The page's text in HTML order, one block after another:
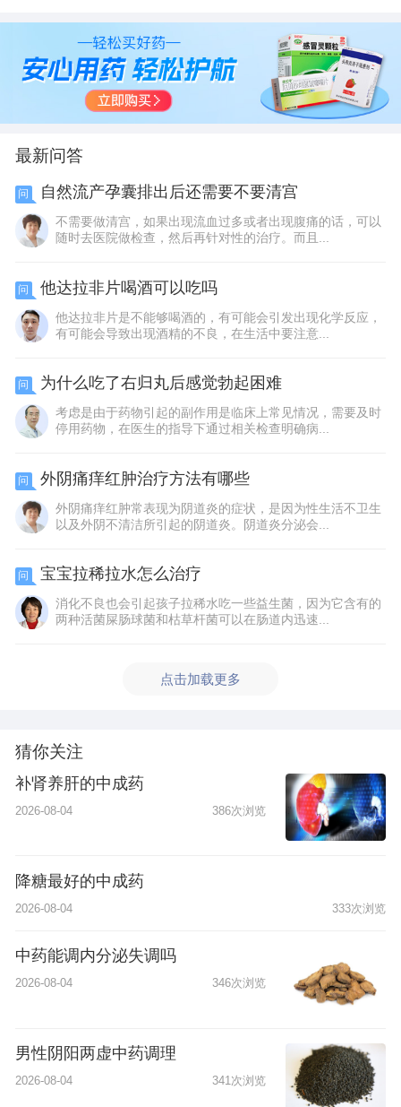
最新问答
问 自然流产孕囊排出后还需要不要清宫
不需要做清宫，如果出现流血过多或者出现腹痛的话，可以
随时去医院做检查，然后再针对性的治疗。而且...
问 他达拉非片喝酒可以吃吗
他达拉非片是不能够喝酒的，有可能会引发出现化学反应，
有可能会导致出现酒精的不良，在生活中要注意...
问 为什么吃了右归丸后感觉勃起困难
考虑是由于药物引起的副作用是临床上常见情况，需要及时
停用药物，在医生的指导下通过相关检查明确病...
问 外阴痛痒红肿治疗方法有哪些
外阴痛痒红肿常表现为阴道炎的症状，是因为性生活不卫生
以及外阴不清洁所引起的阴道炎。阴道炎分泌会...
问 宝宝拉稀拉水怎么治疗
消化不良也会引起孩子拉稀水吃一些益生菌，因为它含有的
两种活菌屎肠球菌和枯草杆菌可以在肠道内迅速...
点击加载更多
猜你关注
补肾养肝的中成药
2026-08-04 386次浏览
降糖最好的中成药
2026-08-04 333次浏览
中药能调内分泌失调吗
2026-08-04 346次浏览
男性阴阳两虚中药调理
2026-08-04 341次浏览